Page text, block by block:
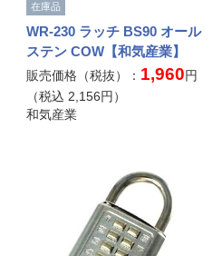
在庫品
WR-230 ラッチ BS90 オール
ステン COW【和気産業】
販売価格（税抜）： 1,960円
（税込2,156円）
和気産業